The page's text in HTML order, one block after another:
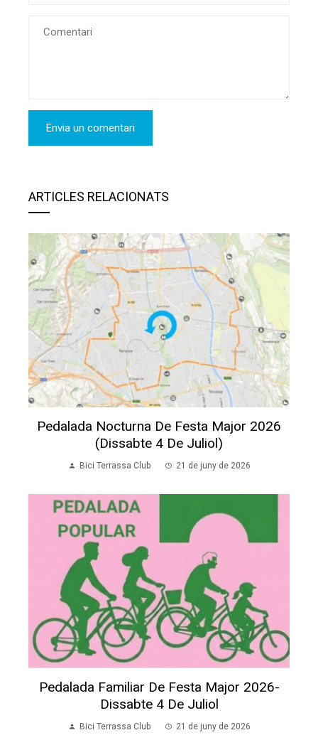
ARTICLES RELACIONATS
Pedalada Nocturna De Festa Major 2026
(dissabte 4 De Juliol)
Bici Terrassa Club 21 de juny de 2026
Pedalada Familiar De Festa Major 2026-
Dissabte 4 De Juliol
Bici Terrassa Club 21 de juny de 2026